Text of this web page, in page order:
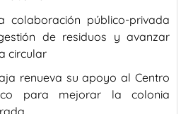
colaboración público-privada
de residuos y avanzar
circular
renueva su apoyo al Centro
para mejorar la colonia